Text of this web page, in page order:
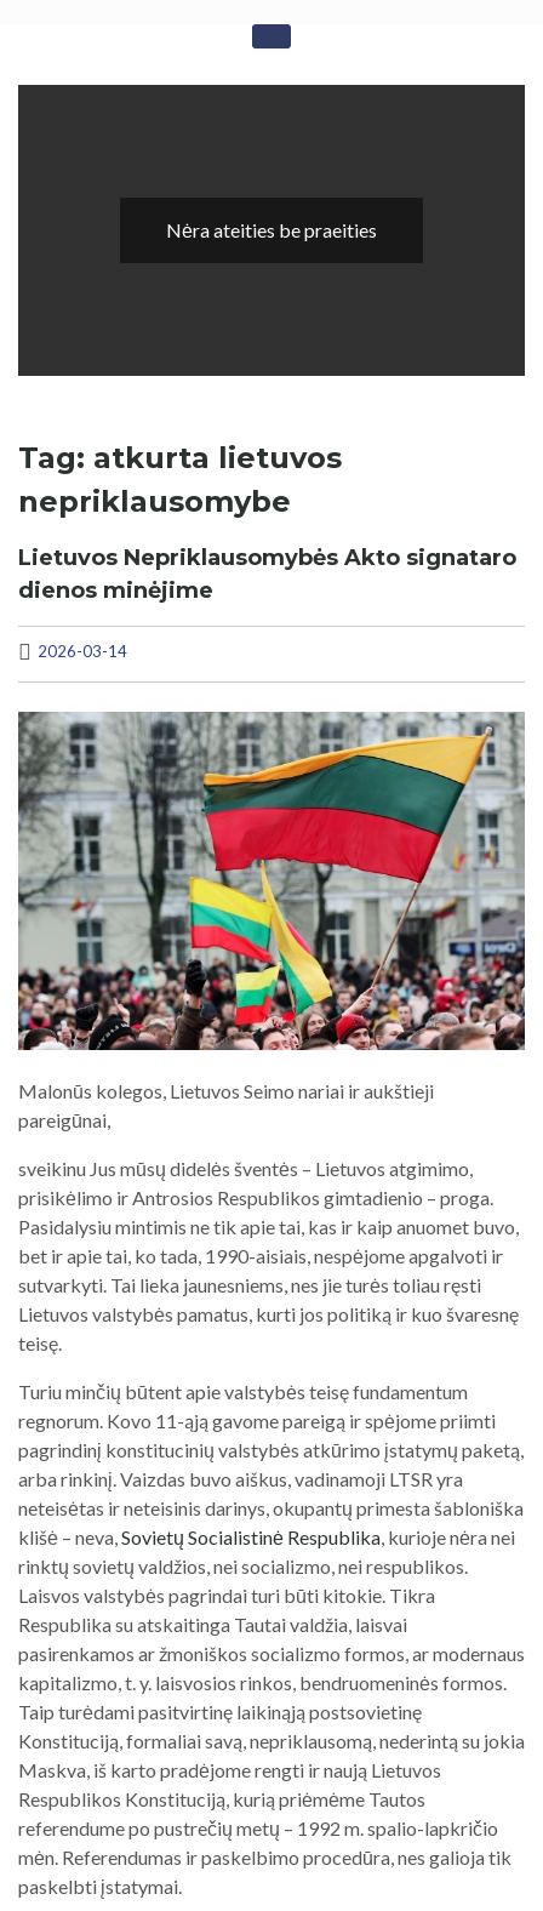
Sovietika - Sovietinės
Nėra ateities be praeities
Tag: atkurta lietuvos
nepriklausomybe
Lietuvos Nepriklausomybės Akto signataro
dienos minėjime
2026-03-14
Malonūs kolegos, Lietuvos Seimo nariai ir aukštieji
pareigūnai,
sveikinu Jus mūsų didelės šventės – Lietuvos atgimimo,
prisikėlimo ir Antrosios Respublikos gimtadienio – proga.
Pasidalysiu mintimis ne tik apie tai, kas ir kaip anuomet buvo,
bet ir apie tai, ko tada, 1990-aisiais, nespėjome apgalvoti ir
sutvarkyti. Tai lieka jaunesniems, nes jie turės toliau ręsti
Lietuvos valstybės pamatus, kurti jos politiką ir kuo švaresnę
teisę.
Turiu minčių būtent apie valstybės teisę fundamentum
regnorum. Kovo 11-ąją gavome pareigą ir spėjome priimti
pagrindinį konstitucinių valstybės atkūrimo įstatymų paketą,
arba rinkinį. Vaizdas buvo aiškus, vadinamoji LTSR yra
neteisėtas ir neteisinis darinys, okupantų primesta šabloniška
klišė – neva, Sovietų Socialistinė Respublika , kurioje nėra nei
rinktų sovietų valdžios, nei socializmo, nei respublikos.
Laisvos valstybės pagrindai turi būti kitokie. Tikra
Respublika su atskaitinga Tautai valdžia, laisvai
pasirenkamos ar žmoniškos socializmo formos, ar modernaus
kapitalizmo, t. y. laisvosios rinkos, bendruomeninės formos.
Taip turėdami pasitvirtinę laikinąją postsovietinę
Konstituciją, formaliai savą, nepriklausomą, nederintą su jokia
Maskva, iš karto pradėjome rengti ir naują Lietuvos
Respublikos Konstituciją, kurią priėmėme Tautos
referendume po pustrečių metų – 1992 m. spalio-lapkričio
mėn. Referendumas ir paskelbimo procedūra, nes galioja tik
paskelbti įstatymai.